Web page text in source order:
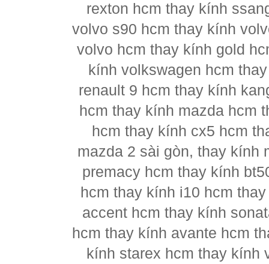
rexton hcm thay kính
volvo s90 hcm thay kính
volvo hcm thay kính gold
kính volkswagen hcm
renault 9 hcm thay kính
hcm thay kính mazda hcm
hcm thay kính cx5 hcm
mazda 2 sài gòn, thay kính
premacy hcm thay kính
hcm thay kính i10 hcm
accent hcm thay kính
hcm thay kính avante hcm
kính starex hcm thay kính